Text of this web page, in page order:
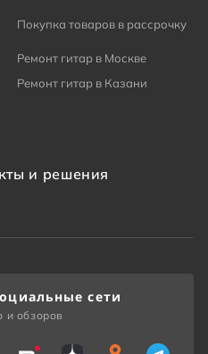
Покупка товаров в рассрочку
Ремонт гитар в Москве
Ремонт гитар в Казани
и решения
сети
и обзоров